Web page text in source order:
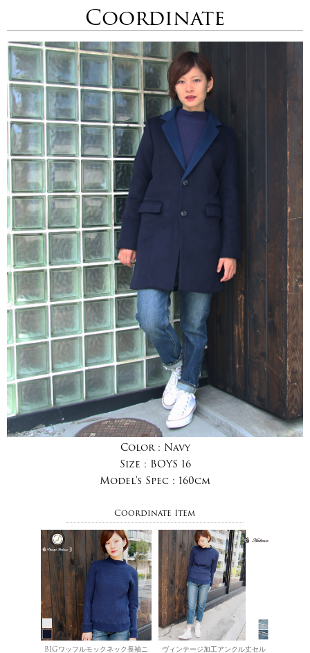
Coordinate
Color : Navy
Size : BOYS 16
Model's Spec : 160cm
Coordinate Item
BIGワッフルモックネック長袖ニ ヴィンテージ加工アンクル丈セル